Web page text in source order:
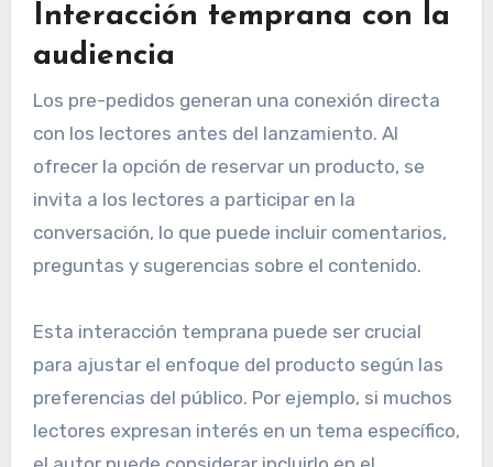
Interacción temprana con la
audiencia
Los pre-pedidos generan una conexión directa
con los lectores antes del lanzamiento. Al
ofrecer la opción de reservar un producto, se
invita a los lectores a participar en la
conversación, lo que puede incluir comentarios,
preguntas y sugerencias sobre el contenido.
Esta interacción temprana puede ser crucial
para ajustar el enfoque del producto según las
preferencias del público. Por ejemplo, si muchos
lectores expresan interés en un tema específico,